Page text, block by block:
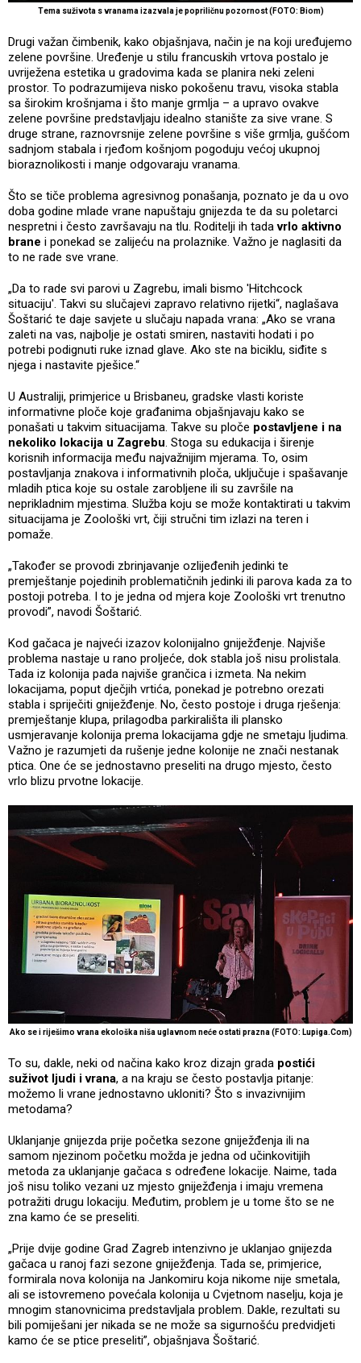
Tema suživota s vranama izazvala je popriličnu pozornost (FOTO: Biom)
Drugi važan čimbenik, kako objašnjava, način je na koji uređujemo
zelene površine. Uređenje u stilu francuskih vrtova postalo je
uvriježena estetika u gradovima kada se planira neki zeleni
prostor. To podrazumijeva nisko pokošenu travu, visoka stabla
sa širokim krošnjama i što manje grmlja – a upravo ovakve
zelene površine predstavljaju idealno stanište za sive vrane. S
druge strane, raznovrsnije zelene površine s više grmlja, gušćom
sadnjom stabala i rjeđom košnjom pogoduju većoj ukupnoj
bioraznolikosti i manje odgovaraju vranama.
Što se tiče problema agresivnog ponašanja, poznato je da u ovo
doba godine mlade vrane napuštaju gnijezda te da su poletarci
nespretni i često završavaju na tlu. Roditelji ih tadavrlo aktivno
brane i ponekad se zalijeću na prolaznike. Važno je naglasiti da
to ne rade sve vrane.
„Da to rade svi parovi u Zagrebu, imali bismo 'Hitchcock
situaciju'. Takvi su slučajevi zapravo relativno rijetki“, naglašava
Šoštarić te daje savjete u slučaju napada vrana: „Ako se vrana
zaleti na vas, najbolje je ostati smiren, nastaviti hodati i po
potrebi podignuti ruke iznad glave. Ako ste na biciklu, siđite s
njega i nastavite pješice.“
U Australiji, primjerice u Brisbaneu, gradske vlasti koriste
informativne ploče koje građanima objašnjavaju kako se
ponašati u takvim situacijama. Takve su ploče postavljene i na
nekoliko lokacija u Zagrebu. Stoga su edukacija i širenje
korisnih informacija među najvažnijim mjerama. To, osim
postavljanja znakova i informativnih ploča, uključuje i spašavanje
mladih ptica koje su ostale zarobljene ili su završile na
neprikladnim mjestima. Služba koju se može kontaktirati u takvim
situacijama je Zoološki vrt, čiji stručni tim izlazi na teren i
pomaže.
„Također se provodi zbrinjavanje ozlijeđenih jedinki te
premještanje pojedinih problematičnih jedinki ili parova kada za to
postoji potreba. I to je jedna od mjera koje Zoološki vrt trenutno
provodi”, navodi Šoštarić.
Kod gačaca je najveći izazov kolonijalno gniježđenje. Najviše
problema nastaje u rano proljeće, dok stabla još nisu prolistala.
Tada iz kolonija pada najviše grančica i izmeta. Na nekim
lokacijama, poput dječjih vrtića, ponekad je potrebno orezati
stabla i spriječiti gniježđenje. No, često postoje i druga rješenja:
premještanje klupa, prilagodba parkirališta ili plansko
usmjeravanje kolonija prema lokacijama gdje ne smetaju ljudima.
Važno je razumjeti da rušenje jedne kolonije ne znači nestanak
ptica. One će se jednostavno preseliti na drugo mjesto, često
vrlo blizu prvotne lokacije.
Ako se i riješimo vrana ekološka niša uglavnom neće ostati prazna (FOTO: Lupiga.Com)
To su, dakle, neki od načina kako kroz dizajn grada postići
suživot ljudi i vrana, a na kraju se često postavlja pitanje:
možemo li vrane jednostavno ukloniti? Što s invazivnijim
metodama?
Uklanjanje gnijezda prije početka sezone gniježđenja ili na
samom njezinom početku možda je jedna od učinkovitijih
metoda za uklanjanje gačaca s određene lokacije. Naime, tada
još nisu toliko vezani uz mjesto gniježđenja i imaju vremena
potražiti drugu lokaciju. Međutim, problem je u tome što se ne
zna kamo će se preseliti.
„Prije dvije godine Grad Zagreb intenzivno je uklanjao gnijezda
gačaca u ranoj fazi sezone gniježđenja. Tada se, primjerice,
formirala nova kolonija na Jankomiru koja nikome nije smetala,
ali se istovremeno povećala kolonija u Cvjetnom naselju, koja je
mnogim stanovnicima predstavljala problem. Dakle, rezultati su
bili pomiješani jer nikada se ne može sa sigurnošću predvidjeti
kamo će se ptice preseliti”, objašnjava Šoštarić.